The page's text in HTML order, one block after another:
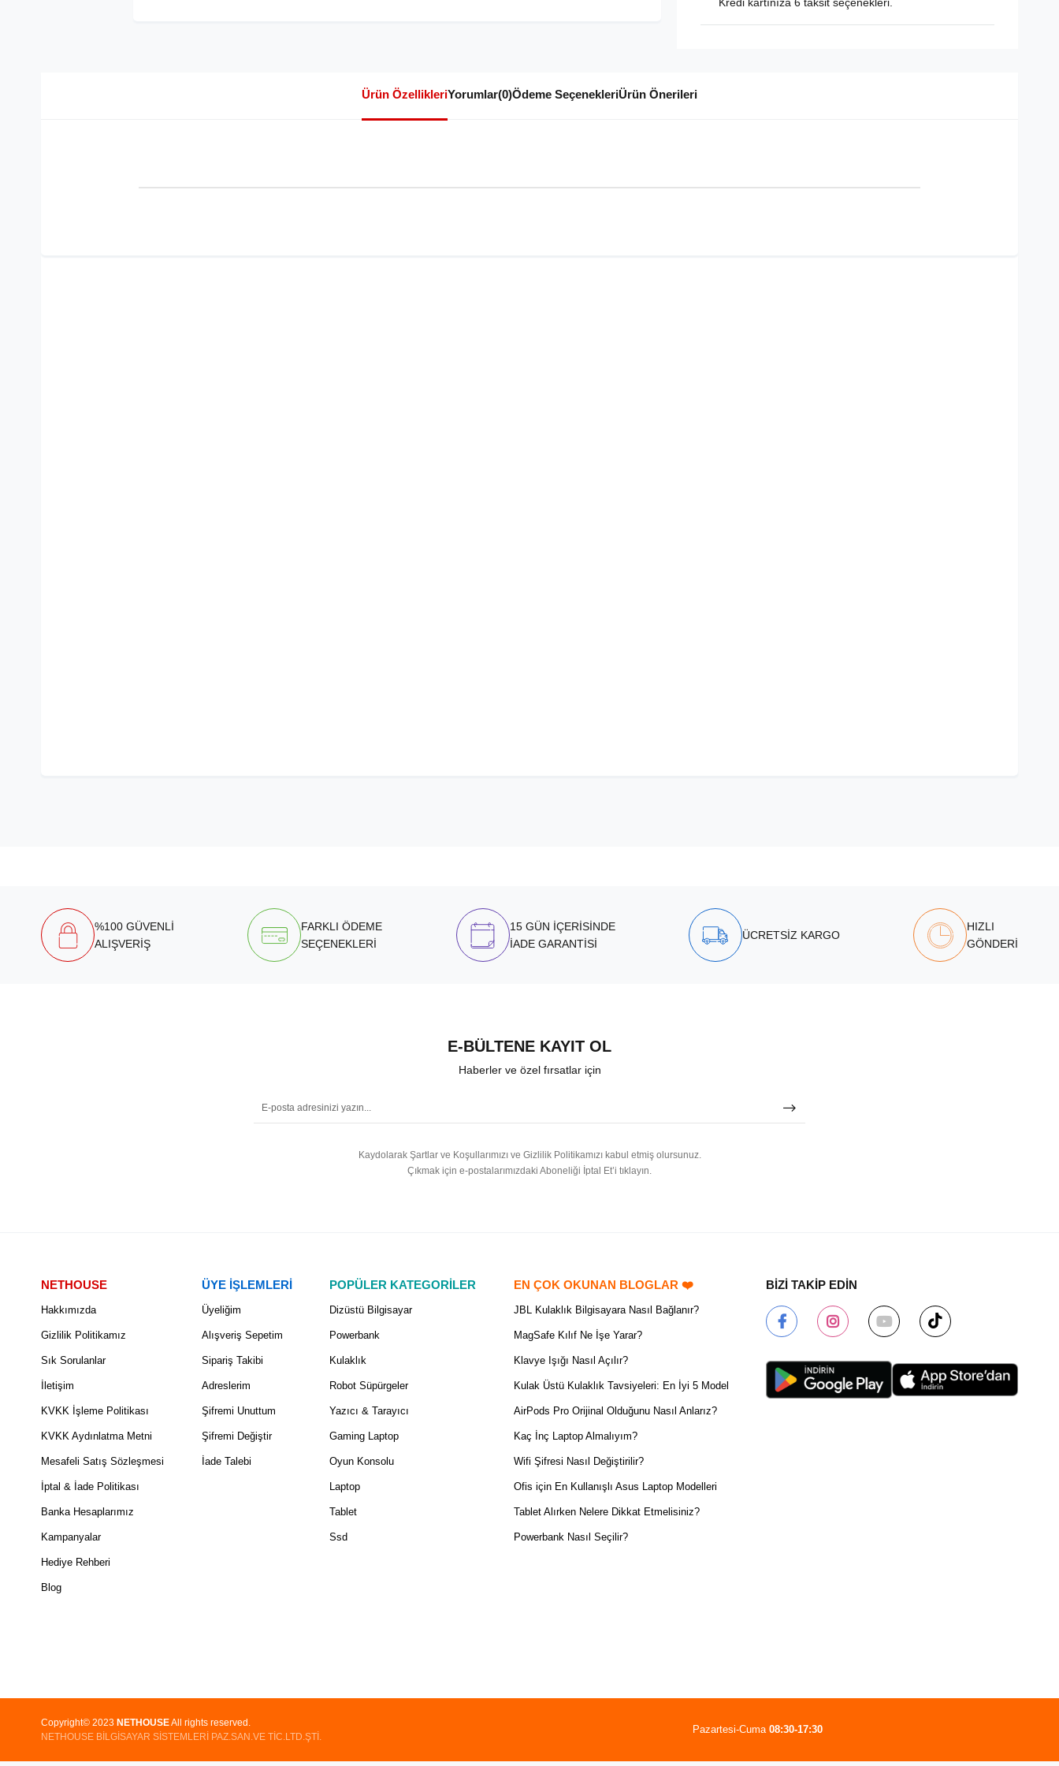
Kredi kartınıza 6 taksit seçenekleri.
Ürün ÖzellikleriYorumlar(0)Ödeme SeçenekleriÜrün Önerileri
%100 GÜVENLİ
ALIŞVERİŞ
FARKLI ÖDEME
SEÇENEKLERİ
15 GÜN İÇERİSİNDE
İADE GARANTİSİ
ÜCRETSİZ KARGO
HIZLI
GÖNDERİ
E-BÜLTENE KAYIT OL
Haberler ve özel fırsatlar için
Kaydolarak Şartlar ve Koşullarımızı ve Gizlilik Politikamızı kabul etmiş olursunuz.
Çıkmak için e-postalarımızdaki Aboneliği İptal Et’i tıklayın.
NETHOUSE
Hakkımızda
Gizlilik Politikamız
Sık Sorulanlar
İletişim
KVKK İşleme Politikası
KVKK Aydınlatma Metni
Mesafeli Satış Sözleşmesi
İptal & İade Politikası
Banka Hesaplarımız
Kampanyalar
Hediye Rehberi
Blog
ÜYE İŞLEMLERİ
Üyeliğim
Alışveriş Sepetim
Sipariş Takibi
Adreslerim
Şifremi Unuttum
Şifremi Değiştir
İade Talebi
POPÜLER KATEGORİLER
Dizüstü Bilgisayar
Powerbank
Kulaklık
Robot Süpürgeler
Yazıcı & Tarayıcı
Gaming Laptop
Oyun Konsolu
Laptop
Tablet
Ssd
EN ÇOK OKUNAN BLOGLAR ❤️
JBL Kulaklık Bilgisayara Nasıl Bağlanır?
MagSafe Kılıf Ne İşe Yarar?
Klavye Işığı Nasıl Açılır?
Kulak Üstü Kulaklık Tavsiyeleri: En İyi 5 Model
AirPods Pro Orijinal Olduğunu Nasıl Anlarız?
Kaç İnç Laptop Almalıyım?
Wifi Şifresi Nasıl Değiştirilir?
Ofis için En Kullanışlı Asus Laptop Modelleri
Tablet Alırken Nelere Dikkat Etmelisiniz?
Powerbank Nasıl Seçilir?
BİZİ TAKİP EDİN
Copyright© 2023 NETHOUSEAll rights reserved.
NETHOUSE BİLGİSAYAR SİSTEMLERİ PAZ.SAN.VE TİC.LTD.ŞTİ.
Pazartesi-Cuma 08:30-17:30